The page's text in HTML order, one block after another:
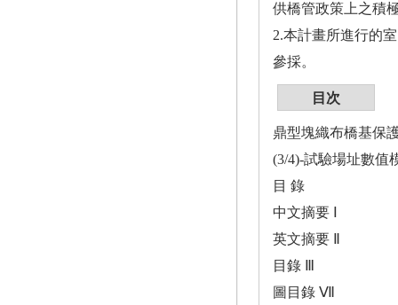
供橋管政策上之積
2.本計畫所進行的
參採。
目次
鼎型塊織布橋基保
(3/4)-試驗場址數值
目 錄
中文摘要 Ⅰ
英文摘要 Ⅱ
目錄 Ⅲ
圖目錄 Ⅶ